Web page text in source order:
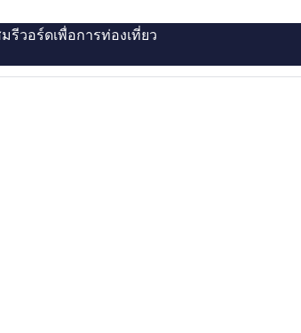
รีวอร์ดเพื่อการท่องเที่ยว